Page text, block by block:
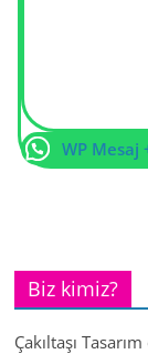
WP Mesaj
Biz kimiz?
Çakıltaşı